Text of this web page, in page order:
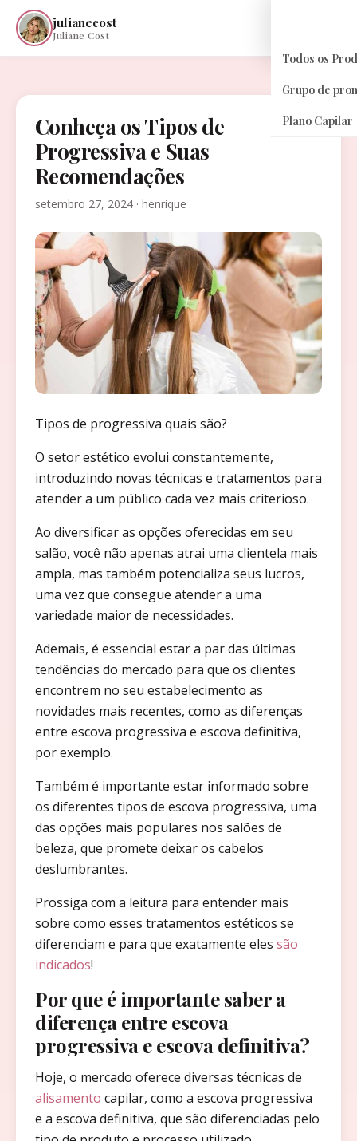
julianecost
Juliane Cost
Todos os
Grupo de
Plano Capilar
Conheça os Tipos de
Progressiva e Suas
Recomendações
setembro 27, 2024 · henrique
Tipos de progressiva quais são?
O setor estético evolui constantemente,
introduzindo novas técnicas e tratamentos para
atender a um público cada vez mais criterioso.
Ao diversificar as opções oferecidas em seu
salão, você não apenas atrai uma clientela mais
ampla, mas também potencializa seus lucros,
uma vez que consegue atender a uma
variedade maior de necessidades.
Ademais, é essencial estar a par das últimas
tendências do mercado para que os clientes
encontrem no seu estabelecimento as
novidades mais recentes, como as diferenças
entre escova progressiva e escova definitiva,
por exemplo.
Também é importante estar informado sobre
os diferentes tipos de escova progressiva, uma
das opções mais populares nos salões de
beleza, que promete deixar os cabelos
deslumbrantes.
Prossiga com a leitura para entender mais
sobre como esses tratamentos estéticos se
diferenciam e para que exatamente eles são
indicados!
Por que é importante saber a
diferença entre escova
progressiva e escova definitiva?
Hoje, o mercado oferece diversas técnicas de
alisamento capilar, como a escova progressiva
e a escova definitiva, que são diferenciadas pelo